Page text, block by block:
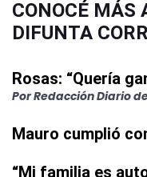
CONOCÉ MÁS
DIFUNTA
Rosas: “Quería
Por Redacción Diario
Mauro cumplió
“Mi familia es